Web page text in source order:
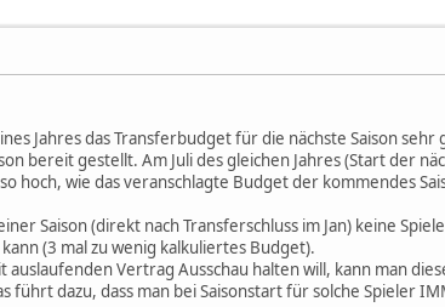
Jahres das Transferbudget für die nächste Saison
bereit gestellt. Am Juli des gleichen Jahres (Start der
hoch, wie das veranschlagte Budget der kommendes
Saison (direkt nach Transferschluss im Jan) keine
(3 mal zu wenig kalkuliertes Budget).
auslaufenden Vertrag Ausschau halten will, kann man
dazu, dass man bei Saisonstart für solche Spieler